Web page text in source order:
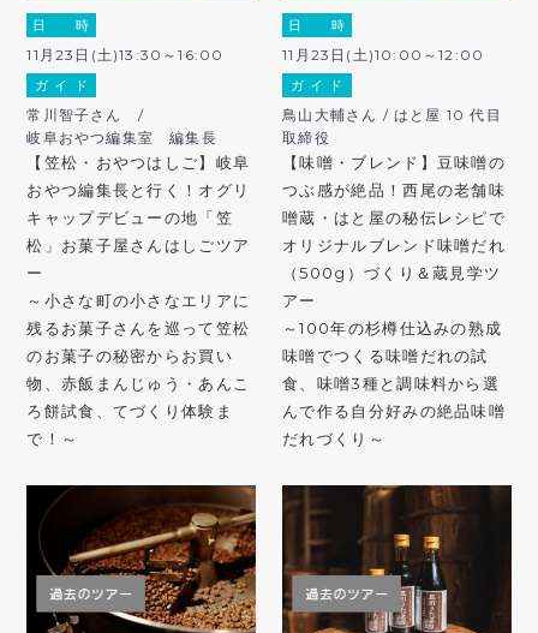
日 時
11月23日(土)13:30～16:00
ガ イ ド
常川智子さん /
岐阜おやつ編集室 編集長
【笠松・おやつはしご】岐阜
おやつ編集長と行く！オグリ
キャップデビューの地「笠
松」お菓子屋さんはしごツア
ー
～小さな町の小さなエリアに
残るお菓子さんを巡って笠松
のお菓子の秘密からお買い
物、赤飯まんじゅう・あんこ
ろ餅試食、てづくり体験ま
で！～
日 時
11月23日(土)10:00～12:00
ガ イ ド
鳥山大輔さん / はと屋 10 代目
取締役
【味噌・ブレンド】豆味噌の
つぶ感が絶品！西尾の老舗味
噌蔵・はと屋の秘伝レシピで
オリジナルブレンド味噌だれ
（500g）づくり＆蔵見学ツ
アー
～100年の杉樽仕込みの熟成
味噌でつくる味噌だれの試
食、味噌3種と調味料から選
んで作る自分好みの絶品味噌
だれづくり～